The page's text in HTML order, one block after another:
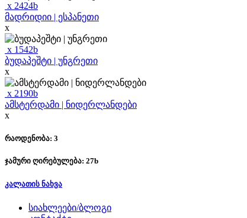
x 2424b
მადრიდიი | ესპანეთი
x
x 1542b
ბუდაპეშტი | უნგრეთი
x
x 2190b
ამსტერდამი | ნიდერლანდები
x
რაოდენობა: 3
ჯამური ღირებულება: 27b
კალათის ნახვა
სიახლეები/ბლოგი